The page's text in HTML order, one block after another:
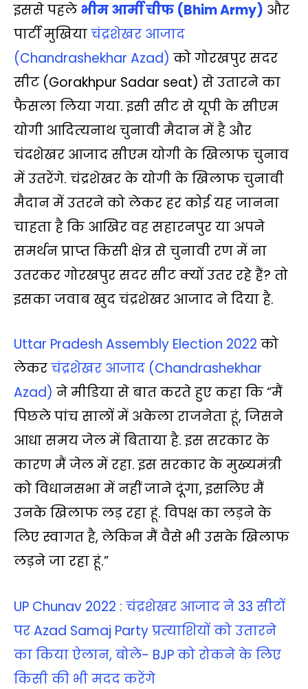
इससे पहले भीम आर्मी चीफ (Bhim Army) और
पार्टी मुखियाचंद्रशेखर आजाद
(Chandrashekhar Azad) को गोरखपुर सदर
सीट (Gorakhpur Sadar seat) से उतारने का
फैसला लिया गया. इसी सीट से यूपी के सीएम
योगी आदित्‍यनाथ चुनावी मैदान में है और
चंदशेखर आजाद सीएम योगी के खिलाफ चुनाव
में उतरेंगे. चंद्रशेखर के योगी के खिलाफ चुनावी
मैदान में उतरने को लेकर हर कोई यह जानना
चाहता है कि आखिर वह सहारनपुर या अपने
समर्थन प्राप्‍त किसी क्षेत्र से चुनावी रण में ना
उतरकर गोरखपुर सदर सीट क्‍यों उतर रहे हैं? तो
इसका जवाब खुद चंद्रशेखर आजाद ने दिया है.
Uttar Pradesh Assembly Election 2022 को
लेकरचंद्रशेखर आजाद (Chandrashekhar
Azad) ने मीडिया से बात करते हुए कहा कि “मैं
पिछले पांच सालों में अकेला राजनेता हूं, जिसने
आधा समय जेल में बिताया है. इस सरकार के
कारण मैं जेल में रहा. इस सरकार के मुख्यमंत्री
को विधानसभा में नहीं जाने दूंगा, इसलिए मैं
उनके खिलाफ लड़ रहा हूं. विपक्ष का लड़ने के
लिए स्वागत है, लेकिन मैं वैसे भी उसके खिलाफ
लड़ने जा रहा हूं.”
UP Chunav 2022 : चंद्रशेखर आजाद ने 33 सीटों
पर Azad Samaj Party प्रत्‍याशियों को उतारने
का किया ऐलान, बोले- BJP को रोकने के लिए
किसी की भी मदद करेंगे